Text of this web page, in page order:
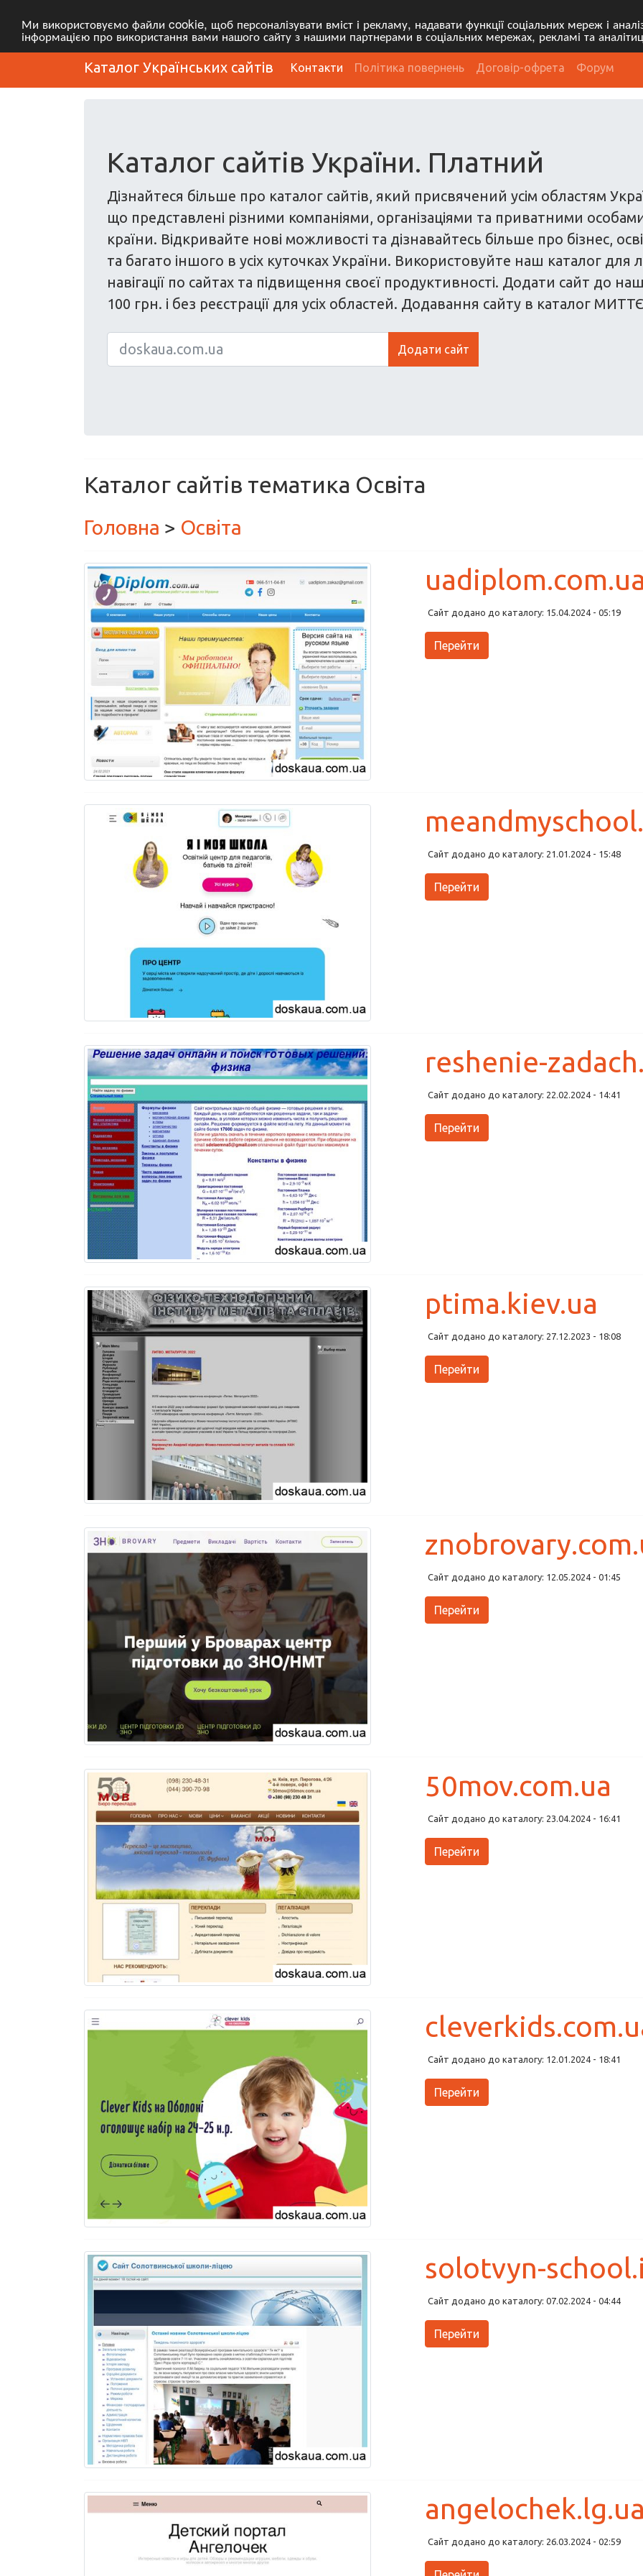
Ми використовуємо файли cookie, щоб персоналізувати вміст і рекламу, надавати функції соціальних мереж і
інформацією про використання вами нашого сайту з нашими партнерами в соціальних мережах, рекламі та
Каталог Українських сайтів Контакти Політика повернень Договір-офрета Форум
Каталог сайтів України. Платний
Дізнайтеся більше про каталог сайтів, який присвячений усім областям
що представлені різними компаніями, організаціями та приватними
країни. Відкривайте нові можливості та дізнавайтесь більше про бізнес,
та багато іншого в усіх куточках України. Використовуйте наш каталог для
навігації по сайтах та підвищення своєї продуктивності. Додати сайт до
100 грн. і без реєстрації для усіх областей. Додавання сайту в каталог
Додати сайт
Каталог сайтів тематика Освіта
Головна > Освіта
Сайт додано до каталогу: 15.04.2024 - 05:19
Перейти
Сайт додано до каталогу: 21.01.2024 - 15:48
Перейти
reshenie-
Сайт додано до каталогу: 22.02.2024 - 14:41
Перейти
ptima.kiev.ua
Сайт додано до каталогу: 27.12.2023 - 18:08
Перейти
Сайт додано до каталогу: 12.05.2024 - 01:45
Перейти
50mov.com.ua
Сайт додано до каталогу: 23.04.2024 - 16:41
Перейти
Сайт додано до каталогу: 12.01.2024 - 18:41
Перейти
solotvyn-
Сайт додано до каталогу: 07.02.2024 - 04:44
Перейти
Сайт додано до каталогу: 26.03.2024 - 02:59